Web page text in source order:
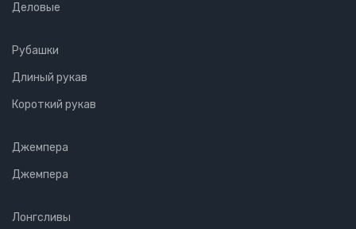
Деловые
Рубашки
Длиный рукав
Короткий рукав
Джемпера
Джемпера
Лонгсливы